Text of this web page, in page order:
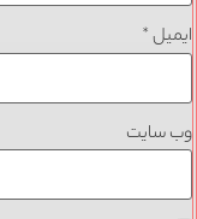
ایمیل*
وب‌ سایت